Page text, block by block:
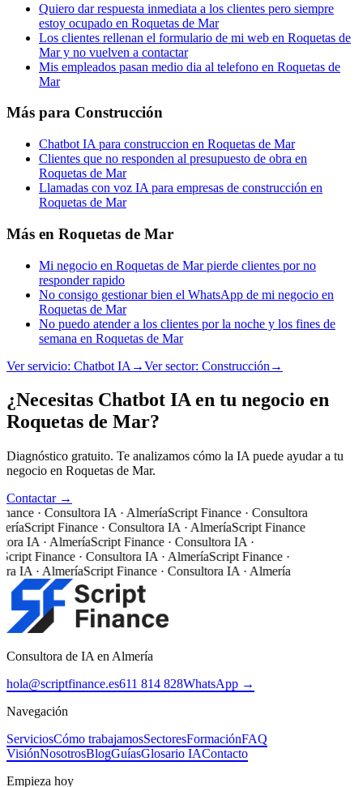
Quiero dar respuesta inmediata a los clientes pero siempre
estoy ocupado en Roquetas de Mar
Los clientes rellenan el formulario de mi web en Roquetas de
Mar y no vuelven a contactar
Mis empleados pasan medio dia al telefono en Roquetas de
Mar
Más para Construcción
Chatbot IA para construccion en Roquetas de Mar
Clientes que no responden al presupuesto de obra en
Roquetas de Mar
Llamadas con voz IA para empresas de construcción en
Roquetas de Mar
Más en Roquetas de Mar
Mi negocio en Roquetas de Mar pierde clientes por no
responder rapido
No consigo gestionar bien el WhatsApp de mi negocio en
Roquetas de Mar
No puedo atender a los clientes por la noche y los fines de
semana en Roquetas de Mar
Ver servicio: Chatbot IA →Ver sector: Construcción →
¿Necesitas Chatbot IA en tu negocio en
Roquetas de Mar?
Diagnóstico gratuito. Te analizamos cómo la IA puede ayudar a tu
negocio en Roquetas de Mar.
Contactar →
· Consultora IA · AlmeríaScript Finance · Consultora
Script Finance · Consultora IA · AlmeríaScript Finance
IA · AlmeríaScript Finance · Consultora IA ·
Finance · Consultora IA · AlmeríaScript Finance ·
IA · AlmeríaScript Finance · Consultora IA · Almería
Consultora de IA en Almería
hola@scriptfinance.es611 814 828WhatsApp →
Navegación
ServiciosCómo trabajamosSectoresFormaciónFAQ
VisiónNosotrosBlogGuíasGlosario IAContacto
Empieza hoy